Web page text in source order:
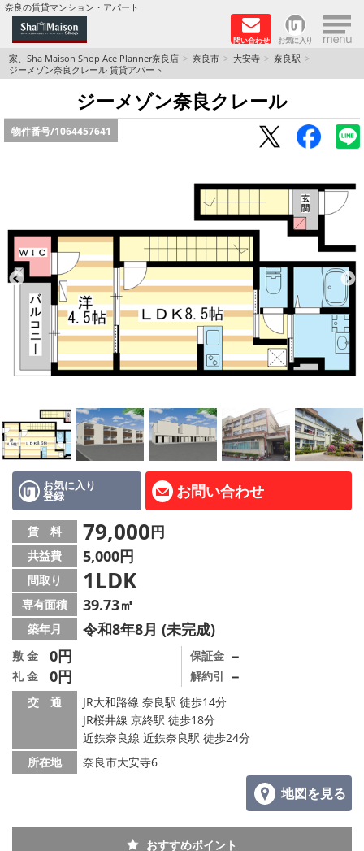
奈良の賃貸マンション・アパート
問い合わせ お気に入り ×
TOPページ
Foreigners welcome！
店長のおすすめ物件
積水ハウス Sha Maison 特集 (奈良北部、木津川
市)
積水ハウス Sha Maison 特集 (奈良南部)
路線·駅から探す
地域から探す
地図から探す
AcePlanner公式ライン
SNS
スタッフ紹介
リフォーム のことなら！
オーナー様へ
住宅型有料老人 Ｆｌｅｕｒａｇｅ
店舗情報·アクセス
会社概要
メールでお問い合わせ
家、Sha Maison Shop Ace Planner奈良店 奈良市 大安寺
奈良駅
ジーメゾン奈良クレール 賃貸アパート
ジーメゾン奈良クレール
物件番号/1064457641
お気に入り
登録 お問い合わせ
賃 料 79,000円
共益費 5,000円
間取り 1LDK
専有面積 39.73㎡
築年月 令和8年8月 (未完成)
敷 金 0円
礼 金 0円
保証金 －
解約引 －
交 通
JR大和路線 奈良駅 徒歩14分
JR桜井線 京終駅 徒歩18分
近鉄奈良線 近鉄奈良駅 徒歩24分
所在地
奈良市大安寺6
地図を見る
おすすめポイント